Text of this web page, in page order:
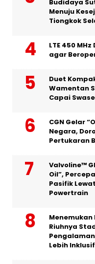
Budidaya
Menuju
Tiongkok
LTE 450
agar
Duet
Wamentan
Capai
CGN Gelar
Negara,
Pertukaran
Valvoline™
Oil”,
Pasifik
Powertrain
Riuhnya
Lebih